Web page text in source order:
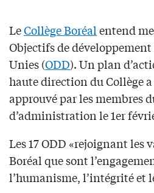
LeCollège Boréalentend
Objectifs de
Unies (ODD). Un plan
haute direction du Collège
approuvé par les membres
d’administration le 1er
Les 17 ODD «rejoignant les
Boréal que sont
l’humanisme, l’intégrité et